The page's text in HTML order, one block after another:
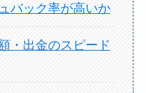
バック率が高いか
・出金のスピード